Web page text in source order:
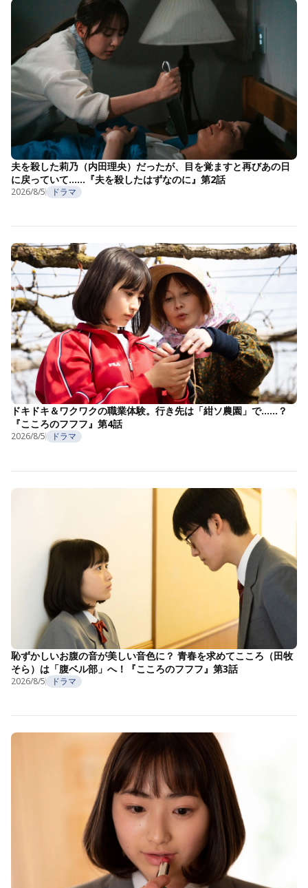
夫を殺した莉乃（内田理央）だったが、目を覚ますと再びあの日
に戻っていて……『夫を殺したはずなのに』第2話
2026/8/5 ドラマ
ドキドキ＆ワクワクの職業体験。行き先は「紺ソ農園」で……？
『こころのフフフ』第4話
2026/8/5 ドラマ
恥ずかしいお腹の音が美しい音色に？ 青春を求めてこころ（田牧
そら）は「腹ベル部」へ！『こころのフフフ』第3話
2026/8/5 ドラマ